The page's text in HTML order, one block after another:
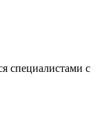
специалистами с